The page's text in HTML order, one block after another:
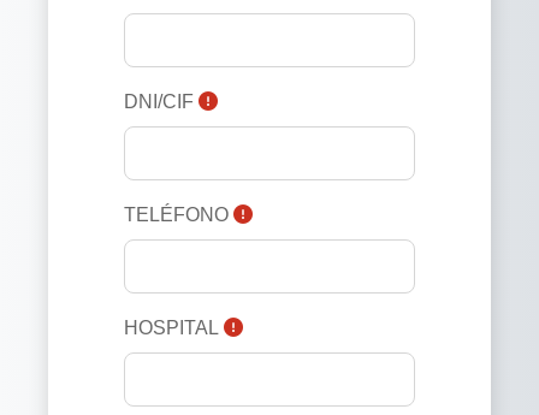
DNI/CIF
TELÉFONO
HOSPITAL